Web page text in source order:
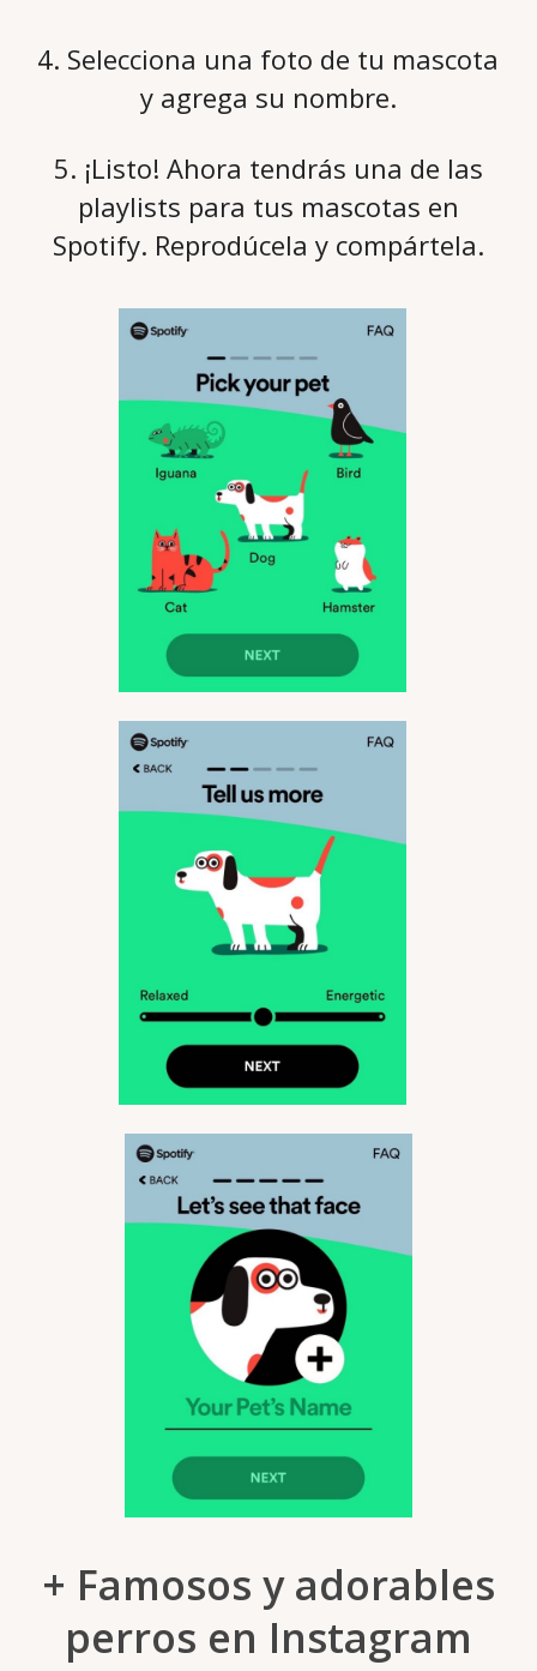
4. Selecciona una foto de tu mascota
y agrega su nombre.
5. ¡Listo! Ahora tendrás una de las
playlists para tus mascotas en
Spotify. Reprodúcela y compártela.
+ Famosos y adorables
perros en Instagram